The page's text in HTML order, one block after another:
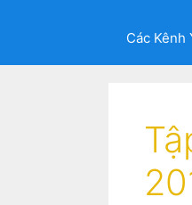
Các Kênh